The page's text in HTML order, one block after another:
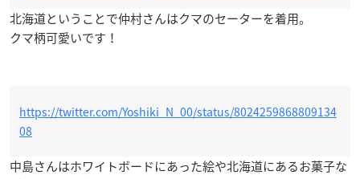
北海道ということで仲村さんはクマのセーターを着用。
クマ柄可愛いです！
https://twitter.com/Yoshiki_N_00/status/8024259868809134
08
中島さんはホワイトボードにあった絵や北海道にあるお菓子な